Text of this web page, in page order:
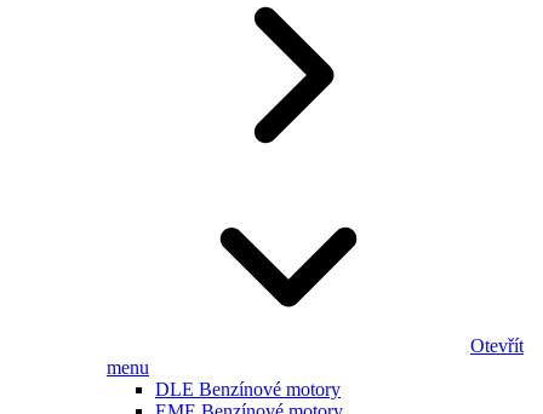
Otevřít
menu
DLE Benzínové motory